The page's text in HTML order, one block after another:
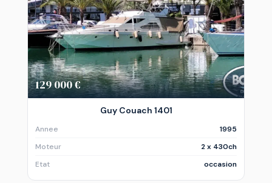
129 000 €
Guy Couach 1401
Annee
1995
Moteur
2 x 430ch
Etat
occasion